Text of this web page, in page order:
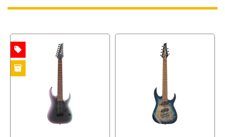
local_offer
inventory